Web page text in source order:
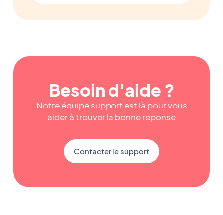
Besoin d'aide ?
Notre équipe support est là pour vous
aider à trouver la bonne reponse
Contacter le support